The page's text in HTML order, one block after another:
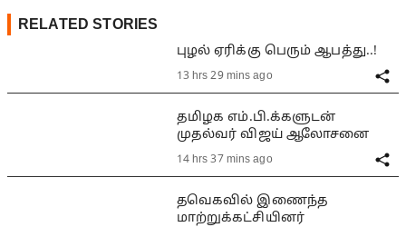
RELATED STORIES
புழல் ஏரிக்கு பெரும் ஆபத்து..!
13 hrs 29 mins ago
தமிழக எம்.பி.க்களுடன்
முதல்வர் விஜய் ஆலோசனை
14 hrs 37 mins ago
தவெகவில் இணைந்த
மாற்றுக்கட்சியினர்